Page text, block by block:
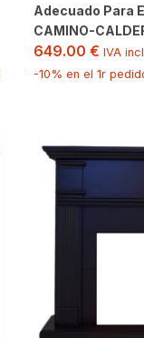
Adecuado Para
CAMINO-
649.00 € IVA
-10% en el 1r